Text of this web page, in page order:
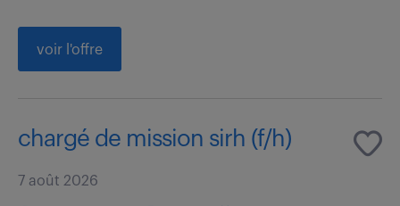
voir l'offre
chargé de mission sirh (f/h)
7 août 2026